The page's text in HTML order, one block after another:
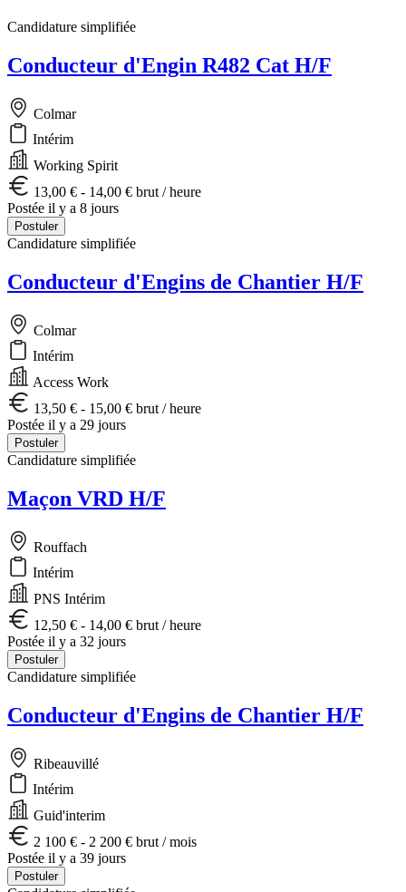
Candidature simplifiée
Conducteur d'Engin R482 Cat H/F
Colmar
Intérim
Working Spirit
13,00 € - 14,00 € brut / heure
Postée il y a 8 jours
Postuler
Candidature simplifiée
Conducteur d'Engins de Chantier H/F
Colmar
Intérim
Access Work
13,50 € - 15,00 € brut / heure
Postée il y a 29 jours
Postuler
Candidature simplifiée
Maçon VRD H/F
Rouffach
Intérim
PNS Intérim
12,50 € - 14,00 € brut / heure
Postée il y a 32 jours
Postuler
Candidature simplifiée
Conducteur d'Engins de Chantier H/F
Ribeauvillé
Intérim
Guid'interim
2 100 € - 2 200 € brut / mois
Postée il y a 39 jours
Postuler